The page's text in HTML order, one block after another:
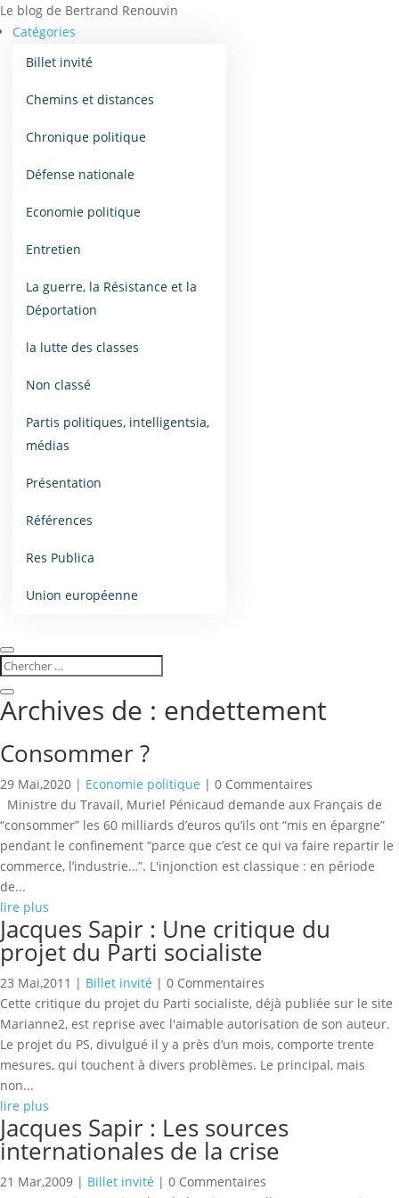
Le blog de Bertrand Renouvin
Catégories
Billet invité
Chemins et distances
Chronique politique
Défense nationale
Economie politique
Entretien
La guerre, la Résistance et la
Déportation
la lutte des classes
Non classé
Partis politiques, intelligentsia,
médias
Présentation
Références
Res Publica
Union européenne
Archives de : endettement
Consommer ?
29 Mai,2020 | Economie politique | 0 Commentaires
Ministre du Travail, Muriel Pénicaud demande aux Français de
“consommer” les 60 milliards d’euros qu’ils ont “mis en épargne”
pendant le confinement “parce que c’est ce qui va faire repartir le
commerce, l’industrie…”. L'injonction est classique : en période
de...
lire plus
Jacques Sapir : Une critique du
projet du Parti socialiste
23 Mai,2011 | Billet invité | 0 Commentaires
Cette critique du projet du Parti socialiste, déjà publiée sur le site
Marianne2, est reprise avec l'aimable autorisation de son auteur.
Le projet du PS, divulgué il y a près d’un mois, comporte trente
mesures, qui touchent à divers problèmes. Le principal, mais
non...
lire plus
Jacques Sapir : Les sources
internationales de la crise
21 Mar,2009 | Billet invité | 0 Commentaires